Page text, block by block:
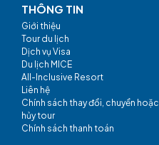
THÔNG TIN
Giới thiệu
Tour du lịch
Dịch vụ Visa
Du lịch MICE
All-Inclusive Resort
Liên hệ
Chính sách thay đổi, chuyển hoặc
hủy tour
Chính sách thanh toán